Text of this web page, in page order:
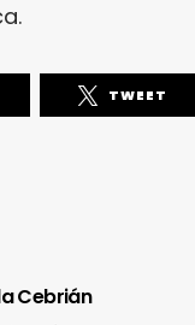
TWEET
Cebrián